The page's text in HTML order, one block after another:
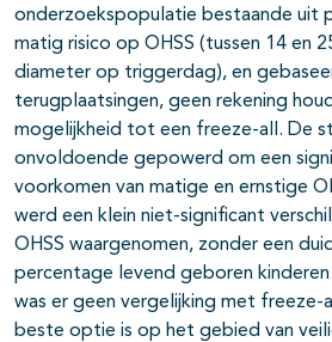
onderzoekspopulatie bestaande uit
matig risico op OHSS (tussen 14 en
diameter op triggerdag), en
terugplaatsingen, geen rekening
mogelijkheid tot een freeze-all. De
onvoldoende gepowerd om een
voorkomen van matige en ernstige
werd een klein niet-significant
OHSS waargenomen, zonder een
percentage levend geboren
was er geen vergelijking met
beste optie is op het gebied van